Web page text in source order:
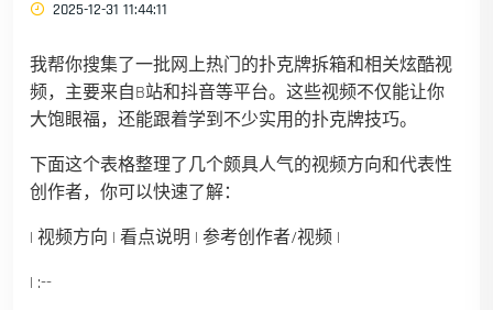
2025-12-31 11:44:11
我帮你搜集了一批网上热门的扑克牌拆箱和相关炫酷视
频，主要来自B站和抖音等平台。这些视频不仅能让你
大饱眼福，还能跟着学到不少实用的扑克牌技巧。
下面这个表格整理了几个颇具人气的视频方向和代表性
创作者，你可以快速了解：
| 视频方向 | 看点说明 | 参考创作者/视频 |
| :--